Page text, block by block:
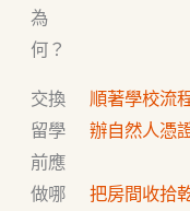
為
何？
交換
留學
前應
做哪
順著學校流
辦自然人憑
把房間收拾